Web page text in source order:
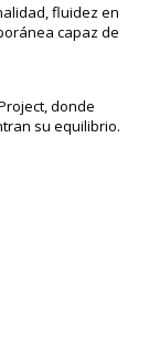
fluidez en
capaz de
donde
su equilibrio.